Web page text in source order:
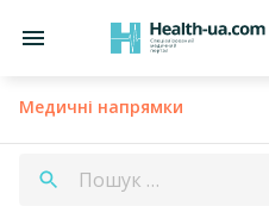
Медичні напрямки